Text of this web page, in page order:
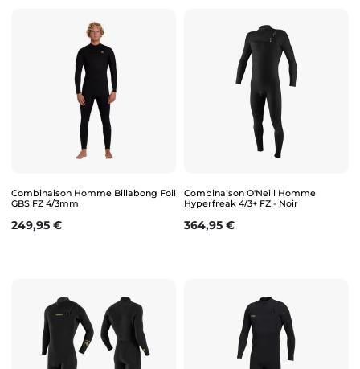
Combinaison Homme Billabong Foil
GBS FZ 4/3mm
Prix
249,95 €
Combinaison O'Neill Homme
Hyperfreak 4/3+ FZ - Noir
Prix
364,95 €